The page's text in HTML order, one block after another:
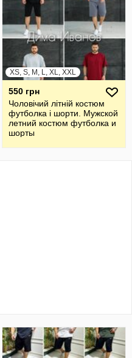
XS, S, M, L, XL, XXL
550 грн
Чоловічий літній костюм
футболка і шорти. Мужской
летний костюм футболка и
шорты